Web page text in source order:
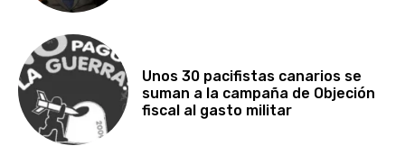
Unos 30 pacifistas canarios se
suman a la campaña de Objeción
fiscal al gasto militar